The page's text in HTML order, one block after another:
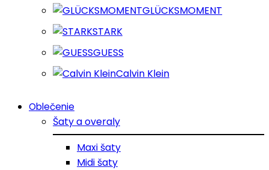
GLÜCKSMOMENT
STARK
GUESS
Calvin Klein
Oblečenie
Šaty a overaly
Maxi šaty
Midi šaty